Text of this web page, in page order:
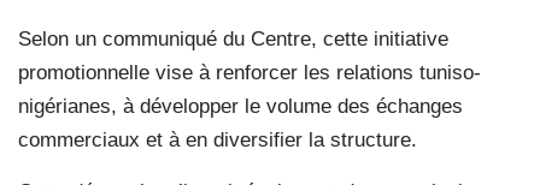
Selon un communiqué du Centre, cette initiative
promotionnelle vise à renforcer les relations tuniso-
nigérianes, à développer le volume des échanges
commerciaux et à en diversifier la structure.